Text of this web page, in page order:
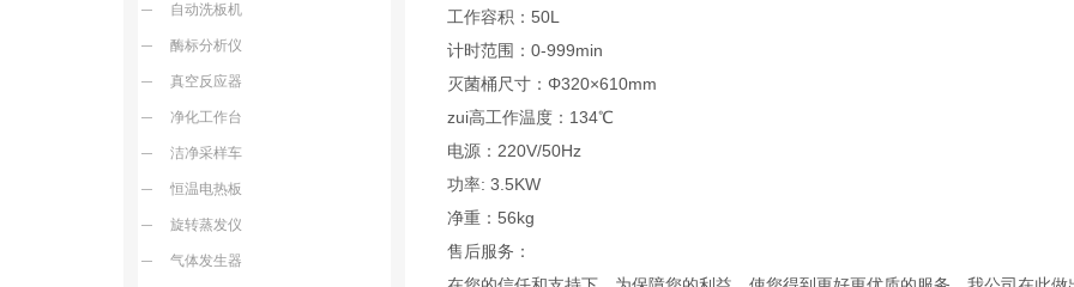
自动洗板机
酶标分析仪
真空反应器
净化工作台
洁净采样车
恒温电热板
旋转蒸发仪
气体发生器
工作容积：50L
计时范围：0-999min
灭菌桶尺寸：Φ320×610mm
zui高工作温度：134℃
电源：220V/50Hz
功率: 3.5KW
净重：56kg
售后服务：